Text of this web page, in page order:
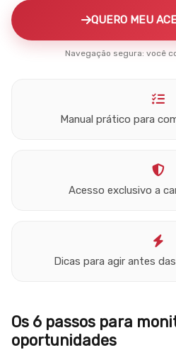
QUERO MEU
Navegação segura: você
Manual prático para
Acesso exclusivo a
Dicas para agir antes
Os 6 passos para
oportunidades